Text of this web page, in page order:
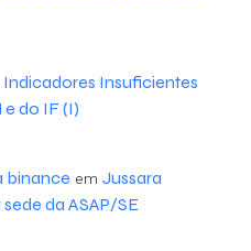
Indicadores Insuficientes
e do IF (I)
binance em Jussara
da ASAP/SE